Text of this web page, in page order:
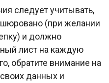
следует учитывать,
(при желании
и должно
лист на каждую
обратите внимание на
данных и